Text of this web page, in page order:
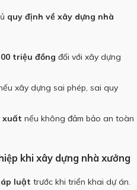
quy định về xây dựng nhà
triệu đồng đối với xây dựng
xây dựng sai phép, sai quy
xuất nếu không đảm bảo an toàn
khi xây dựng nhà xưởng
luật trước khi triển khai dự án.